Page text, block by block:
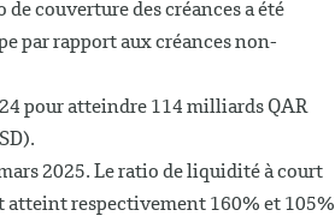
couverture des créances a été
par rapport aux créances non-
pour atteindre 114 milliards QAR
2025. Le ratio de liquidité à court
atteint respectivement 160% et 105%